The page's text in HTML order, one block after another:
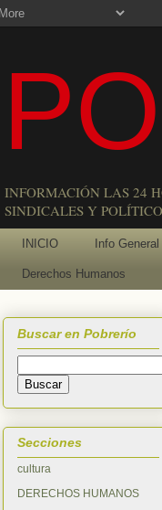
INFORMACIÓN LAS 24
SINDICALES Y
INICIO Info General
Derechos Humanos
Buscar en Pobrerío
Secciones
cultura
DERECHOS HUMANOS